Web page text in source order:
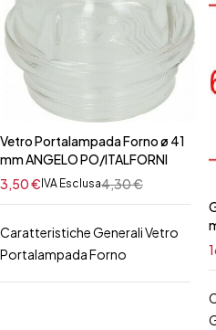
Vetro Portalampada Forno ø 41
mm ANGELO PO/ITALFORNI
4,30€
3,50€ IVA Esclusa
Caratteristiche Generali Vetro
Portalampada Forno